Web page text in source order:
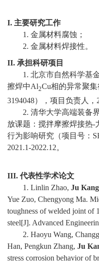
就
业
育
教
队
伍
I. 主要研究工作
1. 金属材料腐蚀；
2. 金属材料焊接性。
II. 承担科研项目
1. 北京市自然科学基
擦焊中Al2Cu相的异常聚集
3194048），项目负责人，
2. 清华大学高端装备
放课题：搅拌摩擦焊接热-
行为影响研究（项目号：
2021.1-2022.12。
III. 代表性学术论文
1. Linlin Zhao, Ju Kang
Yue Zuo, Chengyong Ma.
toughness of welded joint of
steel[J]. Advanced
2. Haoyu Wang,
Han, Pengkun Zhang, Ju
stress corrosion behavior of